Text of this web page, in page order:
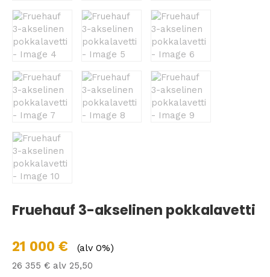
Fruehauf 3-akselinen pokkalavetti
21 000 € (alv 0%)
26 355 € alv 25,50